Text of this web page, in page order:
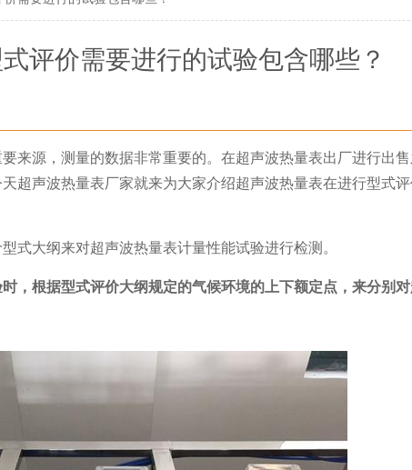
评价需要进行的试验包含哪些？
来源，测量的数据非常重要的。在超声波热量表出厂进行出
超声波热量表厂家就来为大家介绍超声波热量表在进行型式
式大纲来对超声波热量表计量性能试验进行检测。
，根据型式评价大纲规定的气候环境的上下额定点，来分别